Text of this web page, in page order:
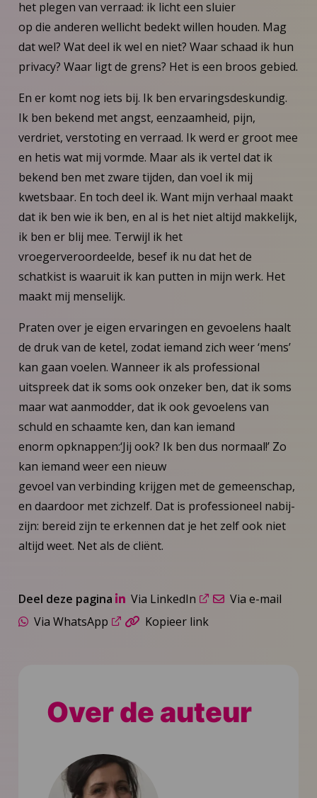
het plegen van verraad: ik licht een sluier
op die anderen wellicht bedekt willen houden. Mag
dat wel? Wat deel ik wel en niet? Waar schaad ik hun
privacy? Waar ligt de grens? Het is een broos gebied.
En er komt nog iets bij. Ik ben ervaringsdeskundig.
Ik ben bekend met angst, eenzaamheid, pijn,
verdriet, verstoting en verraad. Ik werd er groot mee
en hetis wat mij vormde. Maar als ik vertel dat ik
bekend ben met zware tijden, dan voel ik mij
kwetsbaar. En toch deel ik. Want mijn verhaal maakt
dat ik ben wie ik ben, en al is het niet altijd makkelijk,
ik ben er blij mee. Terwijl ik het
vroegerveroordeelde, besef ik nu dat het de
schatkist is waaruit ik kan putten in mijn werk. Het
maakt mij menselijk.
Praten over je eigen ervaringen en gevoelens haalt
de druk van de ketel, zodat iemand zich weer ‘mens’
kan gaan voelen. Wanneer ik als professional
uitspreek dat ik soms ook onzeker ben, dat ik soms
maar wat aanmodder, dat ik ook gevoelens van
schuld en schaamte ken, dan kan iemand
enorm opknappen:‘Jij ook? Ik ben dus normaal!’ Zo
kan iemand weer een nieuw
gevoel van verbinding krijgen met de gemeenschap,
en daardoor met zichzelf. Dat is professioneel nabij-
zijn: bereid zijn te erkennen dat je het zelf ook niet
altijd weet. Net als de cliënt.
Deel deze pagina Via LinkedIn
Via e-mail
Via WhatsApp
Kopieer link
Over de auteur